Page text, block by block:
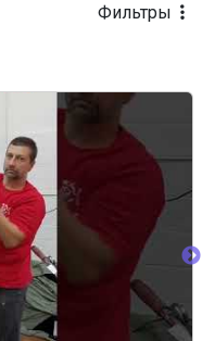
Фильтры